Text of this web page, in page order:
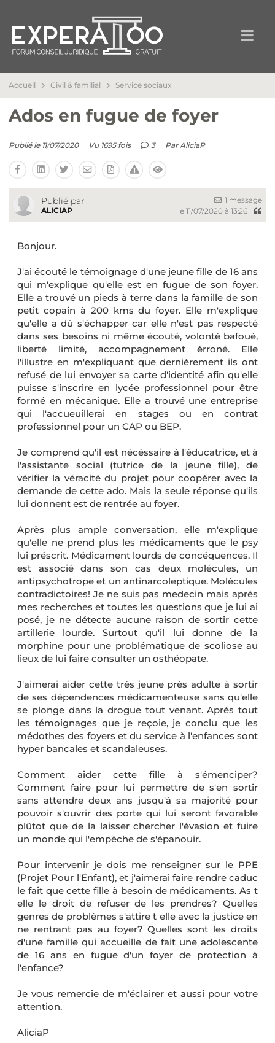
Accueil Civil & familial Service sociaux
Ados en fugue de foyer
Publié le 11/07/2020 Vu 1695 fois 3 ParAliciaP
Publié par
ALICIAP
1 message
le 11/07/2020 à 13:26
Bonjour.
J'ai écouté le témoignage d'une jeune fille de 16 ans
qui m'explique qu'elle est en fugue de son foyer.
Elle a trouvé un pieds à terre dans la famille de son
petit copain à 200 kms du foyer. Elle m'explique
qu'elle a dù s'échapper car elle n'est pas respecté
dans ses besoins ni même écouté, volonté bafoué,
liberté limité, accompagnement érroné. Elle
l'illustre en m'expliquant que dernièrement ils ont
refusé de lui envoyer sa carte d'identité afin qu'elle
puisse s'inscrire en lycée professionnel pour être
formé en mécanique. Elle a trouvé une entreprise
qui l'accueuillerai en stages ou en contrat
professionnel pour un CAP ou BEP.
Je comprend qu'il est nécéssaire à l'éducatrice, et à
l'assistante social (tutrice de la jeune fille), de
vérifier la véracité du projet pour coopérer avec la
demande de cette ado. Mais la seule réponse qu'ils
lui donnent est de rentrée au foyer.
Après plus ample conversation, elle m'explique
qu'elle ne prend plus les médicaments que le psy
lui préscrit. Médicament lourds de concéquences. Il
est associé dans son cas deux molécules, un
antipsychotrope et un antinarcoleptique. Molécules
contradictoires! Je ne suis pas medecin mais aprés
mes recherches et toutes les questions que je lui ai
posé, je ne détecte aucune raison de sortir cette
artillerie lourde. Surtout qu'il lui donne de la
morphine pour une problématique de scoliose au
lieux de lui faire consulter un osthéopate.
J'aimerai aider cette trés jeune près adulte à sortir
de ses dépendences médicamenteuse sans qu'elle
se plonge dans la drogue tout venant. Aprés tout
les témoignages que je reçoie, je conclu que les
médothes des foyers et du service à l'enfances sont
hyper bancales et scandaleuses.
Comment aider cette fille à s'émenciper?
Comment faire pour lui permettre de s'en sortir
sans attendre deux ans jusqu'à sa majorité pour
pouvoir s'ouvrir des porte qui lui seront favorable
plûtot que de la laisser chercher l'évasion et fuire
un monde qui l'empèche de s'épanouir.
Pour intervenir je dois me renseigner sur le PPE
(Projet Pour l'Enfant), et j'aimerai faire rendre caduc
le fait que cette fille à besoin de médicaments. As t
elle le droit de refuser de les prendres? Quelles
genres de problèmes s'attire t elle avec la justice en
ne rentrant pas au foyer? Quelles sont les droits
d'une famille qui accueille de fait une adolescente
de 16 ans en fugue d'un foyer de protection à
l'enfance?
Je vous remercie de m'éclairer et aussi pour votre
attention.
AliciaP